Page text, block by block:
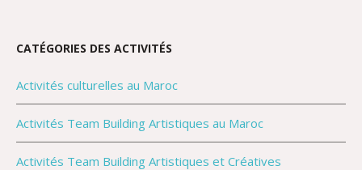
CATÉGORIES DES ACTIVITÉS
Activités culturelles au Maroc
Activités Team Building Artistiques au Maroc
Activités Team Building Artistiques et Créatives